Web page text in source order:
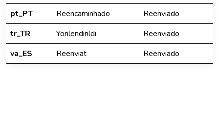
pt_PT
Reencaminhado
Reenviado
tr_TR
Yönlendirildi
Reenviado
va_ES
Reenviat Reenviado